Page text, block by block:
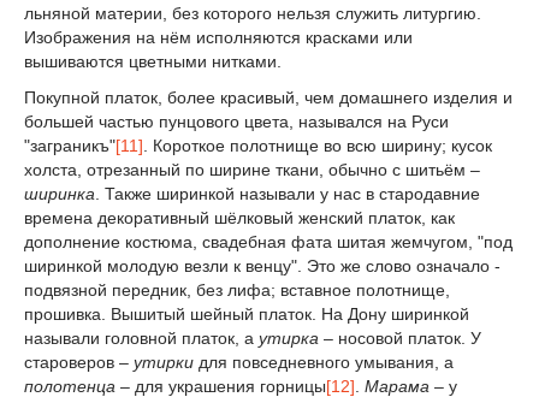
льняной материи, без которого нельзя служить литургию.
Изображения на нём исполняются красками или
вышиваются цветными нитками.
Покупной платок, более красивый, чем домашнего изделия и
большей частью пунцового цвета, назывался на Руси
"заграникъ"[11] . Короткое полотнище во всю ширину; кусок
холста, отрезанный по ширине ткани, обычно с шитьём –
ширинка . Также ширинкой называли у нас в стародавние
времена декоративный шёлковый женский платок, как
дополнение костюма, свадебная фата шитая жемчугом, "под
ширинкой молодую везли к венцу". Это же слово означало -
подвязной передник, без лифа; вставное полотнище,
прошивка. Вышитый шейный платок. На Дону ширинкой
называли головной платок, а утирка – носовой платок. У
староверов – утирки для повседневного умывания, а
полотенца – для украшения горницы[12] Марама – у